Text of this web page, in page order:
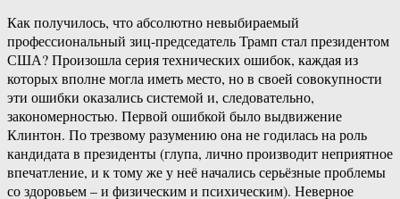
Как получилось, что абсолютно невыбираемый
профессиональный зиц-председатель Трамп стал президентом
США? Произошла серия технических ошибок, каждая из
которых вполне могла иметь место, но в своей совокупности
эти ошибки оказались системой и, следовательно,
закономерностью. Первой ошибкой было выдвижение
Клинтон. По трезвому разумению она не годилась на роль
кандидата в президенты (глупа, лично производит неприятное
впечатление, и к тому же у неё начались серьёзные проблемы
со здоровьем – и физическим и психическим). Неверное